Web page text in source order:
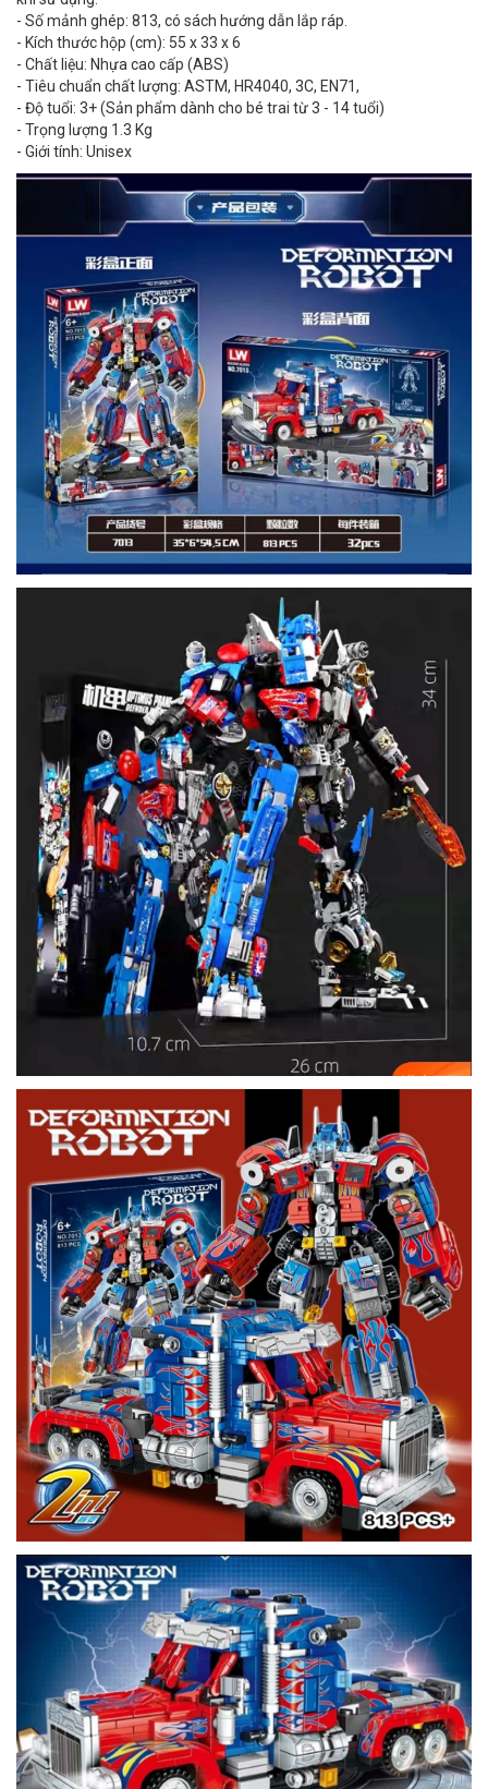
- Số mảnh ghép: 813, có sách hướng dẫn lắp ráp.
- Kích thước hộp (cm): 55 x 33 x 6
- Chất liệu: Nhựa cao cấp (ABS)
- Tiêu chuẩn chất lượng: ASTM, HR4040, 3C, EN71,
- Độ tuổi: 3+ (Sản phẩm dành cho bé trai từ 3 - 14 tuổi)
- Trọng lượng 1.3 Kg
- Giới tính: Unisex